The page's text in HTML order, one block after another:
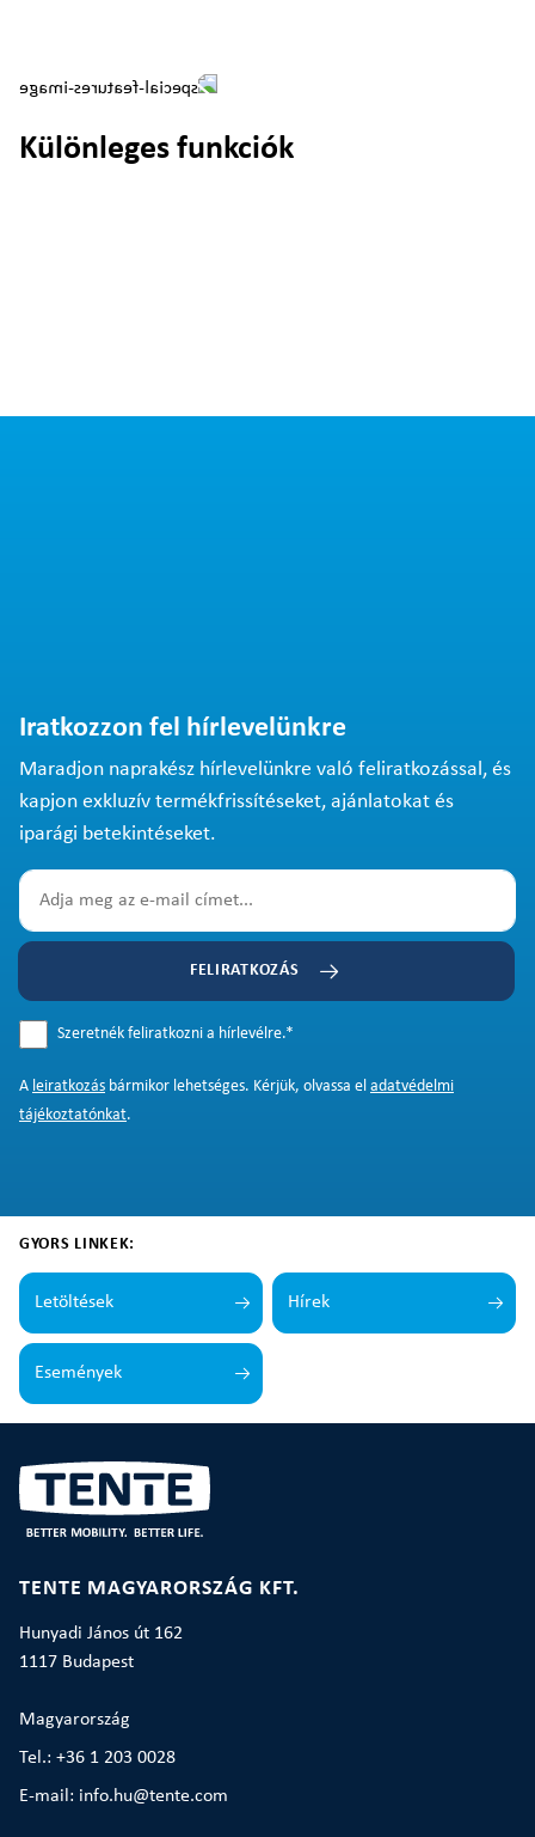
Különleges funkciók
Iratkozzon fel hírlevelünkre
Maradjon naprakész hírlevelünkre való feliratkozással, és
kapjon exkluzív termékfrissítéseket, ajánlatokat és
iparági betekintéseket.
FELIRATKOZÁS
Szeretnék feliratkozni a hírlevélre.*
A leiratkozás bármikor lehetséges. Kérjük, olvassa el adatvédelmi
tájékoztatónkat.
GYORS LINKEK:
Letöltések Hírek
Események
TENTE MAGYARORSZÁG KFT.
Hunyadi János út 162
1117 Budapest
Magyarország
Tel.: +36 1 203 0028
E-mail: info.hu@tente.com